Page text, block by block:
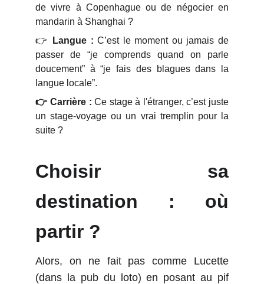
de vivre à Copenhague ou de négocier en
mandarin à Shanghai ?
👉
Langue : C’est le moment ou jamais de
passer de “je comprends quand on parle
doucement” à “je fais des blagues dans la
langue locale”.
👉 Carrière :Ce stage à l'étranger, c’est juste
un stage-voyage ou un vrai tremplin pour la
suite ?
Choisir sa
destination : où
partir ?
Alors, on ne fait pas comme Lucette
(dans la pub du loto) en posant au pif